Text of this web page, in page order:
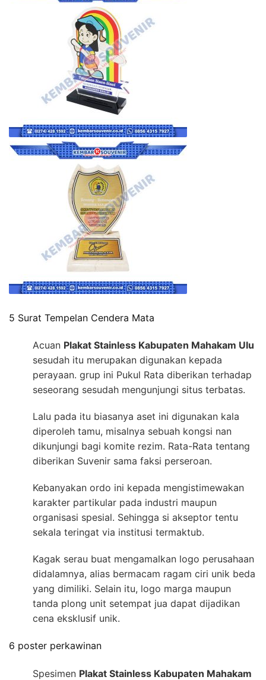
5 Surat Tempelan Cendera Mata
Acuan Plakat Stainless Kabupaten Mahakam Ulu
sesudah itu merupakan digunakan kepada
perayaan. grup ini Pukul Rata diberikan terhadap
seseorang sesudah mengunjungi situs terbatas.
Lalu pada itu biasanya aset ini digunakan kala
diperoleh tamu, misalnya sebuah kongsi nan
dikunjungi bagi komite rezim. Rata-Rata tentang
diberikan Suvenir sama faksi perseroan.
Kebanyakan ordo ini kepada mengistimewakan
karakter partikular pada industri maupun
organisasi spesial. Sehingga si akseptor tentu
sekala teringat via institusi termaktub.
Kagak serau buat mengamalkan logo perusahaan
didalamnya, alias bermacam ragam ciri unik beda
yang dimiliki. Selain itu, logo marga maupun
tanda plong unit setempat jua dapat dijadikan
cena eksklusif unik.
6 poster perkawinan
Spesimen Plakat Stainless Kabupaten Mahakam